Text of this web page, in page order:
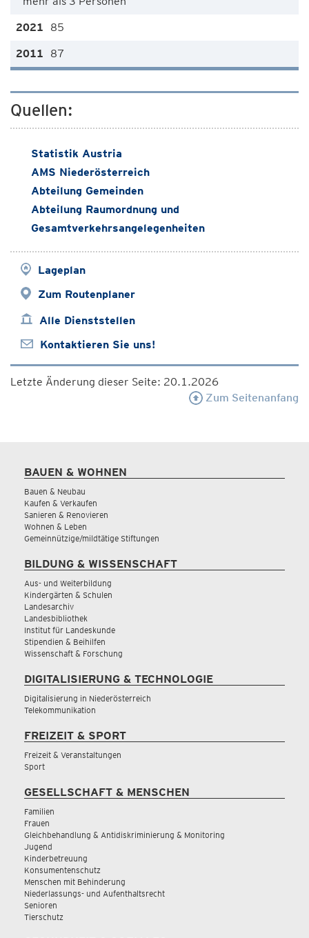
85
87
Quellen:
Statistik Austria
AMS Niederösterreich
Abteilung Gemeinden
Abteilung Raumordnung und
Gesamtverkehrsangelegenheiten
Lageplan
Zum Routenplaner
Alle Dienststellen
Kontaktieren Sie uns!
Letzte Änderung dieser Seite: 20.1.2026
Zum Seitenanfang
BAUEN & WOHNEN
Bauen & Neubau
Kaufen & Verkaufen
Sanieren & Renovieren
Wohnen & Leben
Gemeinnützige/mildtätige Stiftungen
BILDUNG & WISSENSCHAFT
Aus- und Weiterbildung
Kindergärten & Schulen
Landesarchiv
Landesbibliothek
Institut für Landeskunde
Stipendien & Beihilfen
Wissenschaft & Forschung
DIGITALISIERUNG & TECHNOLOGIE
Digitalisierung in Niederösterreich
Telekommunikation
FREIZEIT & SPORT
Freizeit & Veranstaltungen
Sport
GESELLSCHAFT & MENSCHEN
Familien
Frauen
Gleichbehandlung & Antidiskriminierung & Monitoring
Jugend
Kinderbetreuung
Konsumentenschutz
Menschen mit Behinderung
Niederlassungs- und Aufenthaltsrecht
Senioren
Tierschutz